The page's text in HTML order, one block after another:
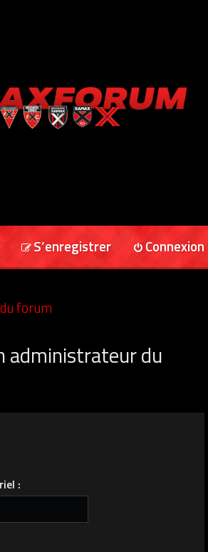
Connexion
S’enregistrer
forum
administrateur du
: